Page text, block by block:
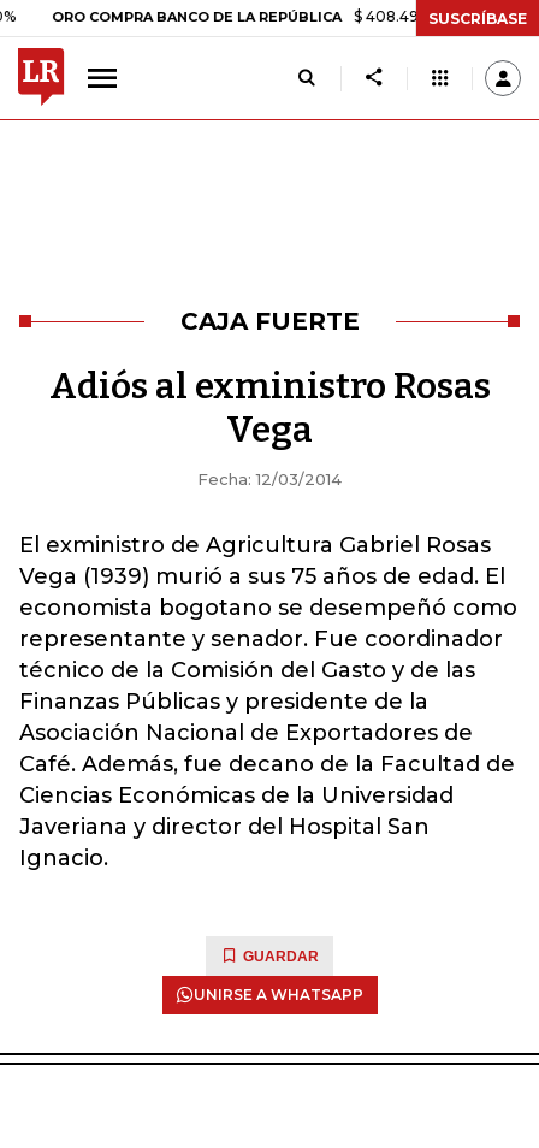
ORO COMPRA BANCO DE LA REPÚBLICA $ 408.498,97 +$ 8.753,81
SUSCRÍBASE
CAJA FUERTE
Adiós al exministro Rosas
Vega
Fecha: 12/03/2014
El exministro de Agricultura Gabriel Rosas
Vega (1939) murió a sus 75 años de edad. El
economista bogotano se desempeñó como
representante y senador. Fue coordinador
técnico de la Comisión del Gasto y de las
Finanzas Públicas y presidente de la
Asociación Nacional de Exportadores de
Café. Además, fue decano de la Facultad de
Ciencias Económicas de la Universidad
Javeriana y director del Hospital San
Ignacio.
GUARDAR
UNIRSE A WHATSAPP